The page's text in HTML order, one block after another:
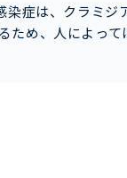
症は、クラミジ
ため、人によっ